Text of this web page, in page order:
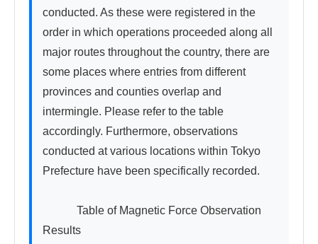
conducted. As these were registered in the
order in which operations proceeded along all
major routes throughout the country, there are
some places where entries from different
provinces and counties overlap and
intermingle. Please refer to the table
accordingly. Furthermore, observations
conducted at various locations within Tokyo
Prefecture have been specifically recorded.
Table of Magnetic Force Observation
Results